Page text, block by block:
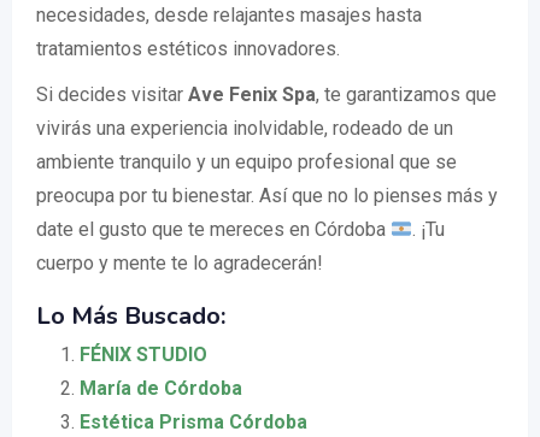
necesidades, desde relajantes masajes hasta
tratamientos estéticos innovadores.
Si decides visitar Ave Fenix Spa, te garantizamos que
vivirás una experiencia inolvidable, rodeado de un
ambiente tranquilo y un equipo profesional que se
preocupa por tu bienestar. Así que no lo pienses más y
date el gusto que te mereces en Córdoba
. ¡Tu
cuerpo y mente te lo agradecerán!
Lo Más Buscado:
FÉNIX STUDIO
María de Córdoba
Estética Prisma Córdoba